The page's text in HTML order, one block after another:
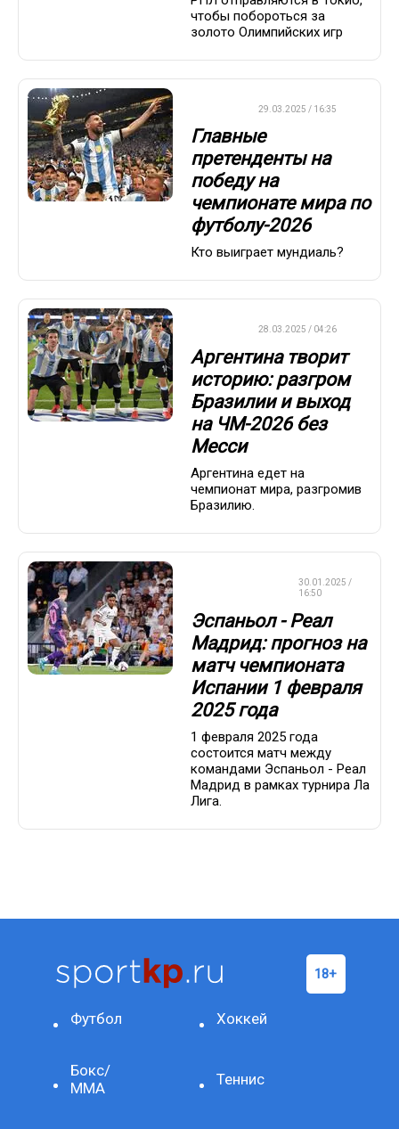
чтобы побороться за
золото Олимпийских игр
29.03.2025 / 16:35
Главные
претенденты на
победу на
чемпионате мира по
футболу-2026
Кто выиграет мундиаль?
28.03.2025 / 04:26
Аргентина творит
историю: разгром
Бразилии и выход
на ЧМ-2026 без
Месси
Аргентина едет на
чемпионат мира, разгромив
Бразилию.
30.01.2025 /
16:50
Эспаньол - Реал
Мадрид: прогноз на
матч чемпионата
Испании 1 февраля
2025 года
1 февраля 2025 года
состоится матч между
командами Эспаньол - Реал
Мадрид в рамках турнира Ла
Лига.
Футбол Хоккей
Бокс/
ММА
Теннис